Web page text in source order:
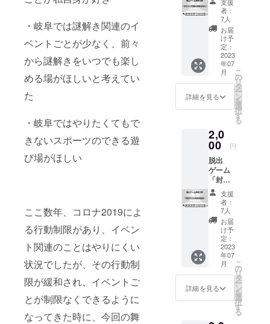
・岐阜では謎解き関連のイ
ベントごとが少なく、前々
から謎解きをいつでも楽し
める場がほしいと考えてい
た
・岐阜ではやりたくてもで
きないスポーツのできる遊
び場がほしい
ここ数年、コロナ2019によ
る行動制限があり、イベン
ト関連のことはやりにくい
状況でしたが、その行動制
限が緩和され、イベントご
とが制限なくできるように
なってきた時に、今回の舞
年12月
31日ま
でとさ
せてい
ただき
ます。
お礼
メッ
セージ
①の謎
問題よ
り少し
難しめ
に設定
してい
ます。
謎を入
力して
応募し
てくだ
さい！
正解す
ると特
典がグ
レード
アップ
し、プ
ラスア
ルファ
の謎問
題を
メール
で送ら
国の危
機を救
え」前
売り券
現在公
開予定
の脱出
ゲーム
「おも
ちゃ王
国の危
機を救
2500円
で公開
します
が、1人
2000円
でご提
供しま
す。す
でに
ゲーム
をやる
ことを
決めて
いるな
ら、こ
の機会
にぜひ
者：
7人
お届
け予
定：
2023
年07
月
詳細を見る
こ
の
リ
タ
ー
ン
を
選
択
す
る
2,0
00 円
脱出
ゲーム
「封印
された
迷宮の
秘宝」
前売り
公開予
定の脱
出ゲー
ム「封
印され
た迷宮
の秘
宝」は
支援
者：
7人
お届
け予
定：
2023
年07
月
詳細を見る
こ
の
リ
タ
ー
ン
を
選
択
す
る